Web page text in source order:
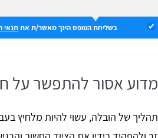
בשליחת הטופס הינך מאשר/ת אתתנאי
מדוע אסור להתפשר על
תהליך של הובלה, עשוי להיות מלחיץ